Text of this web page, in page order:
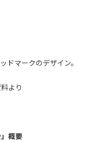
マークのデザイン。
より
概要